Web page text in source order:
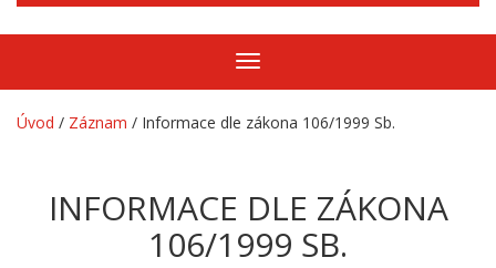
Zobrazit/skrýt
navigaci
Úvod / Záznam / Informace dle zákona 106/1999 Sb.
INFORMACE DLE ZÁKONA
106/1999 SB.